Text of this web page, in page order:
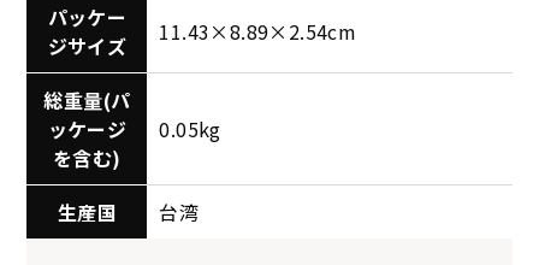
パッケー
ジサイズ
11.43×8.89×2.54cm
総重量(パ
ッケージ
を含む)
0.05kg
生産国 台湾